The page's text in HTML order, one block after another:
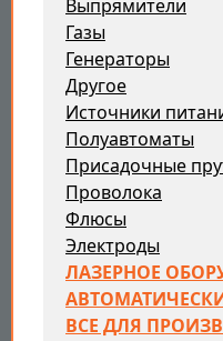
Выпрямители
Газы
Генераторы
Другое
Источники
Полуавтоматы
Присадочные
Проволока
Флюсы
Электроды
ЛАЗЕРНОЕ
ВСЕ ДЛЯ